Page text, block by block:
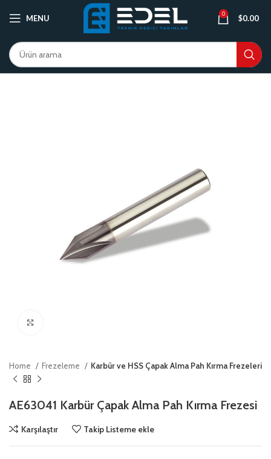
MENU 0 $0.00
Home Frezeleme Karbür ve HSS Çapak Alma Pah Kırma Frezeleri
AE63041 Karbür Çapak Alma Pah Kırma Frezesi
Karşılaştır Takip Listeme ekle